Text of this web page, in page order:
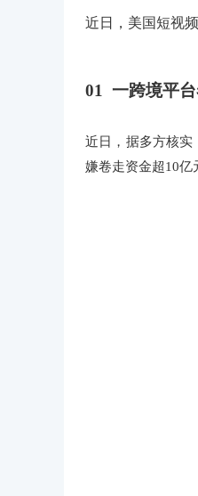
近日，美国短视
01 一跨境平
近日，据多方核实
嫌卷走资金超10亿